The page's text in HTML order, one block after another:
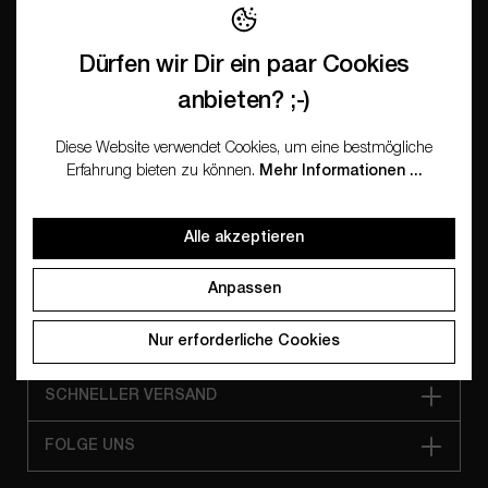
Informationen
INFORMATION
FÜR WIEDERVERKÄUFER
SICHER BEZAHLEN
SCHNELLER VERSAND
FOLGE UNS
Dürfen wir Dir ein paar Cookies
anbieten? ;-)
Diese Website verwendet Cookies, um eine bestmögliche
Erfahrung bieten zu können. Mehr Informationen ...
Alle akzeptieren
Anpassen
Nur erforderliche Cookies